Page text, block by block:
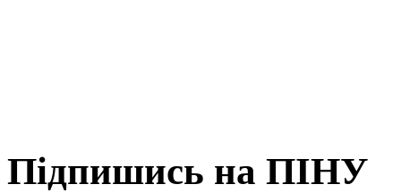
Підпишись на ПІНУ